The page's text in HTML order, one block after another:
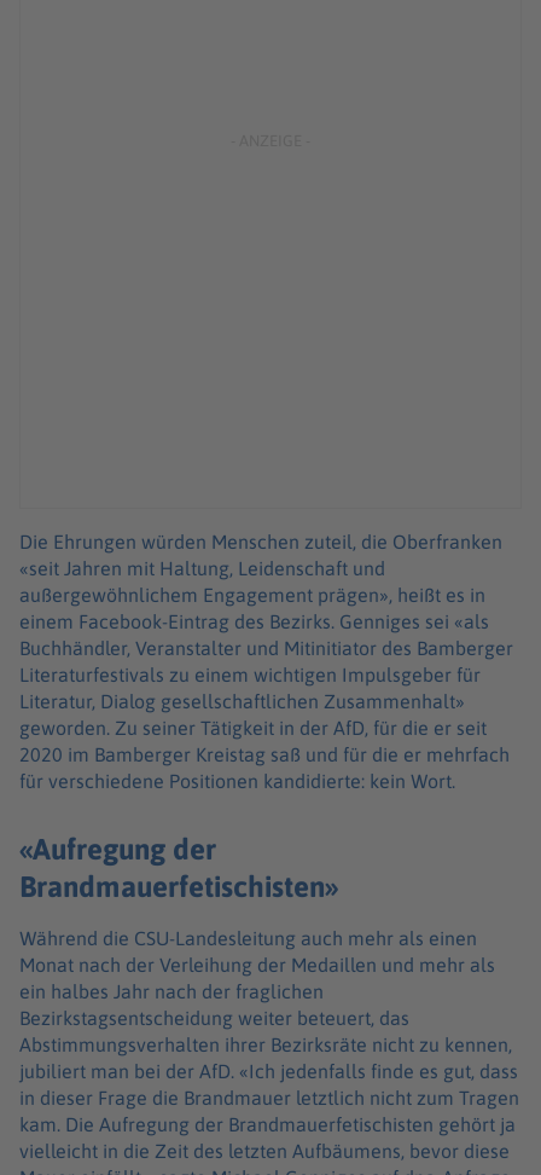
Die Ehrungen würden Menschen zuteil, die Oberfranken
«seit Jahren mit Haltung, Leidenschaft und
außergewöhnlichem Engagement prägen», heißt es in
einem Facebook-Eintrag des Bezirks. Genniges sei «als
Buchhändler, Veranstalter und Mitinitiator des Bamberger
Literaturfestivals zu einem wichtigen Impulsgeber für
Literatur, Dialog gesellschaftlichen Zusammenhalt»
geworden. Zu seiner Tätigkeit in der AfD, für die er seit
2020 im Bamberger Kreistag saß und für die er mehrfach
für verschiedene Positionen kandidierte: kein Wort.
«Aufregung der
Brandmauerfetischisten»
Während die CSU-Landesleitung auch mehr als einen
Monat nach der Verleihung der Medaillen und mehr als
ein halbes Jahr nach der fraglichen
Bezirkstagsentscheidung weiter beteuert, das
Abstimmungsverhalten ihrer Bezirksräte nicht zu kennen,
jubiliert man bei der AfD. «Ich jedenfalls finde es gut, dass
in dieser Frage die Brandmauer letztlich nicht zum Tragen
kam. Die Aufregung der Brandmauerfetischisten gehört ja
vielleicht in die Zeit des letzten Aufbäumens, bevor diese